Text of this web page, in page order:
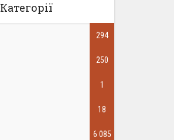
Категорії
294
250
1
18
6 085